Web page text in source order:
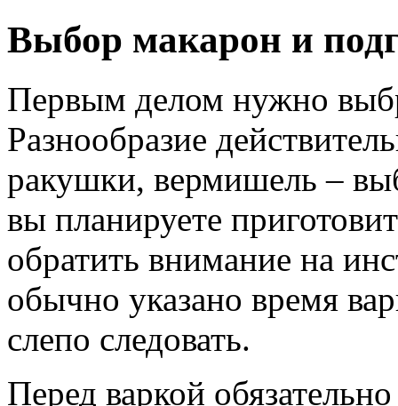
Выбор макарон и
Первым делом нужно
Разнообразие
ракушки, вермишель –
вы планируете
обратить внимание на
обычно указано время
слепо следовать.
Перед варкой